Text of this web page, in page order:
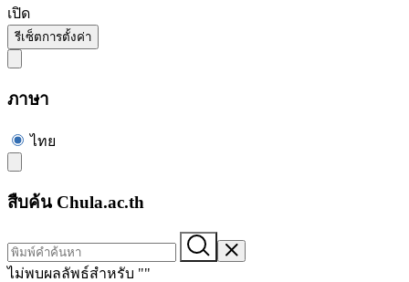
เปิด
รีเซ็ตการตั้งค่า
ภาษา
ไทย
สืบค้น Chula.ac.th
ไม่พบผลลัพธ์สำหรับ ""